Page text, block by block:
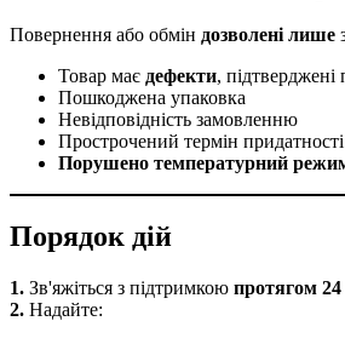
Повернення або обмін дозволені лише
Товар має дефекти,
Пошкоджена упаковка
Невідповідність замовленню
Прострочений термін придатності
Порушено температурний
Порядок дій
1. Зв'яжіться з підтримкою протягом 24
2. Надайте: